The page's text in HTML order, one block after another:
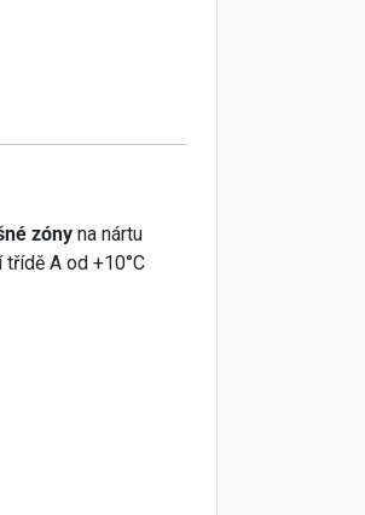
zóny na nártu
A od +10°C